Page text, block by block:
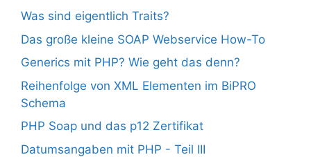
Was sind eigentlich Traits?
Das große kleine SOAP Webservice How-To
Generics mit PHP? Wie geht das denn?
Reihenfolge von XML Elementen im BiPRO
Schema
PHP Soap und das p12 Zertifikat
Datumsangaben mit PHP - Teil III